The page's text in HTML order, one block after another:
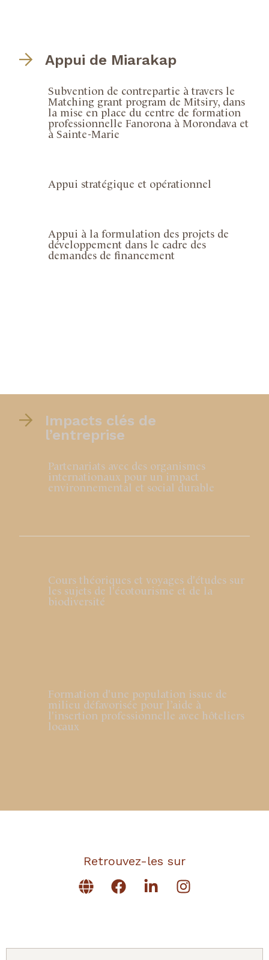
Appui de Miarakap
Subvention de contrepartie à travers le
Matching grant program de Mitsiry, dans
la mise en place du centre de formation
professionnelle Fanorona à Morondava et
à Sainte-Marie
Appui stratégique et opérationnel
Appui à la formulation des projets de
développement dans le cadre des
demandes de financement
Impacts clés de
l’entreprise
Partenariats avec des organismes
internationaux pour un impact
environnemental et social durable
Cours théoriques et voyages d'études sur
les sujets de l'écotourisme et de la
biodiversité
Formation d'une population issue de
milieu défavorisée pour l’aide à
l'insertion professionnelle avec hôteliers
locaux
Retrouvez-les sur